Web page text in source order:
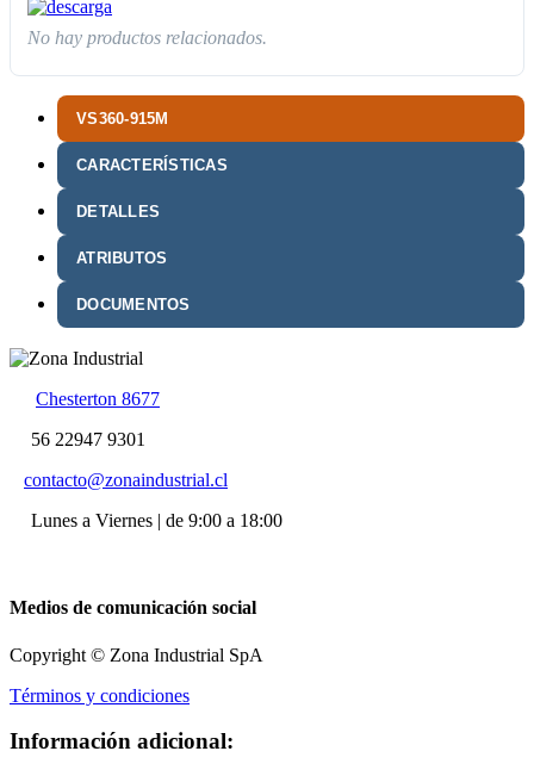
VS360-915M
CARACTERÍSTICAS
DETALLES
ATRIBUTOS
DOCUMENTOS
No hay productos relacionados.
Chesterton 8677
56 22947 9301
contacto@zonaindustrial.cl
Lunes a Viernes | de 9:00 a 18:00
Medios de comunicación social
Copyright © Zona Industrial SpA
Términos y condiciones
Información adicional: